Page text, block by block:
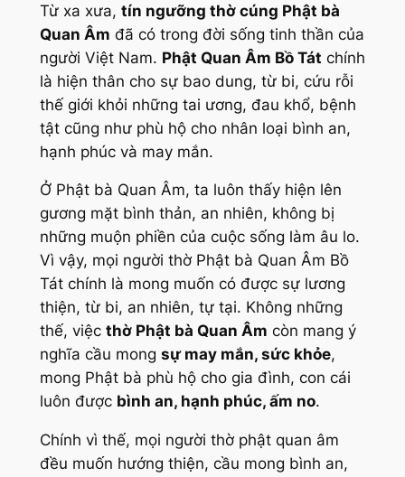
Từ xa xưa, tín ngưỡng thờ cúng Phật bà
Quan Âm đã có trong đời sống tinh thần của
người Việt Nam. Phật Quan Âm Bồ Tát chính
là hiện thân cho sự bao dung, từ bi, cứu rỗi
thế giới khỏi những tai ương, đau khổ, bệnh
tật cũng như phù hộ cho nhân loại bình an,
hạnh phúc và may mắn.
Ở Phật bà Quan Âm, ta luôn thấy hiện lên
gương mặt bình thản, an nhiên, không bị
những muộn phiền của cuộc sống làm âu lo.
Vì vậy, mọi người thờ Phật bà Quan Âm Bồ
Tát chính là mong muốn có được sự lương
thiện, từ bi, an nhiên, tự tại. Không những
thế, việc thờ Phật bà Quan Âm còn mang ý
nghĩa cầu mong sự may mắn, sức khỏe,
mong Phật bà phù hộ cho gia đình, con cái
luôn được bình an, hạnh phúc, ấm no.
Chính vì thế, mọi người thờ phật quan âm
đều muốn hướng thiện, cầu mong bình an,